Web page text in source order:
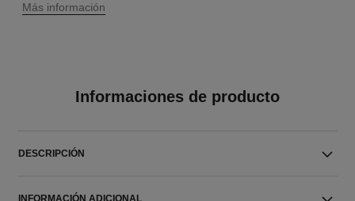
↩
Más información
Informaciones de producto
DESCRIPCIÓN
INFORMACIÓN ADICIONAL